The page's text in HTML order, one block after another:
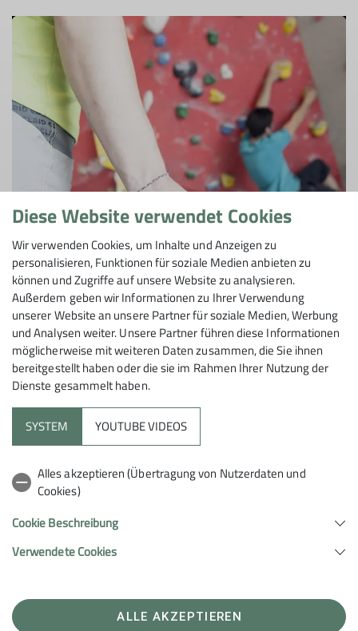
93342 Saal a. d. Donau
Telefon +49999999999
Diese Website verwendet Cookies
Wir verwenden Cookies, um Inhalte und Anzeigen zu
personalisieren, Funktionen für soziale Medien anbieten zu
können und Zugriffe auf unsere Website zu analysieren.
Außerdem geben wir Informationen zu Ihrer Verwendung
unserer Website an unsere Partner für soziale Medien, Werbung
und Analysen weiter. Unsere Partner führen diese Informationen
möglicherweise mit weiteren Daten zusammen, die Sie ihnen
bereitgestellt haben oder die sie im Rahmen Ihrer Nutzung der
Dienste gesammelt haben.
SYSTEM YOUTUBE VIDEOS
Alles akzeptieren (Übertragung von Nutzerdaten und
Cookies)
Cookie Beschreibung
Verwendete Cookies
ALLE AKZEPTIEREN